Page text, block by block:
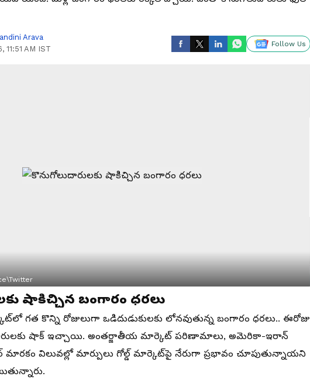
Arava
11:51 AM IST
Follow Us
షాకిచ్చిన బంగారం ధరలు
గత కొన్ని రోజులుగా ఒడిదుడుకులకు లోనవుతున్న బంగారం ధరలు.. ఈరోజు
షాక్ ఇచ్చాయి. అంతర్జాతీయ మార్కెట్ పరిణామాలు, అమెరికా-ఇరాన్
మారకం విలువల్లో మార్పులు గోల్డ్ మార్కెట్‌పై నేరుగా ప్రభావం చూపుతున్నాయని